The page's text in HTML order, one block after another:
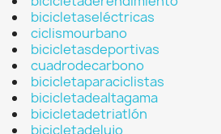
bicicletaseléctricas
ciclismourbano
bicicletasdeportivas
cuadrodecarbono
bicicletaparaciclistas
bicicletadealtagama
bicicletadetriatlón
bicicletadelujo